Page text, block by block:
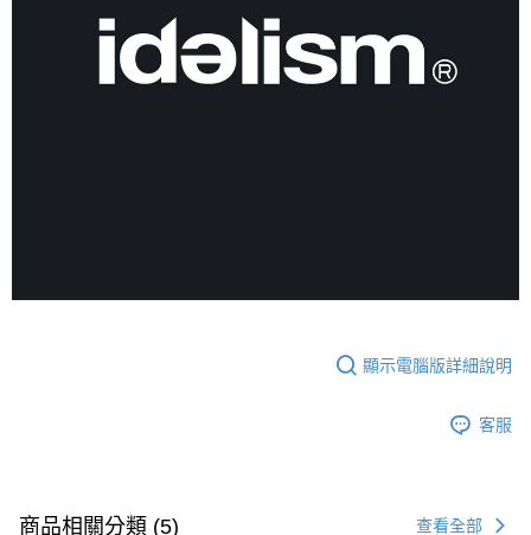
顯示電腦版詳細說明
客服
商品相關分類 (5) 查看全部